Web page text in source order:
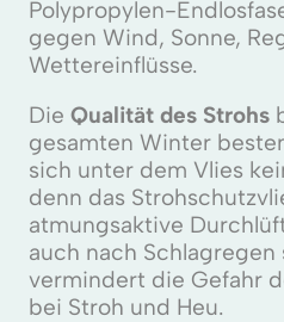
Polypropylen-
gegen Wind, Sonne,
Wettereinflüsse.
Die Qualität des Strohs
gesamten Winter
sich unter dem Vlies
denn das
atmungsaktive
auch nach Schlagregen
vermindert die Gefahr
bei Stroh und Heu.